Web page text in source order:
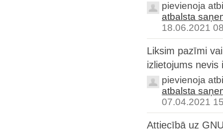
pievienoja
atbalsta
18.06.2021
Liksim pazīmi
izlietojums nevis
pievienoja
atbalsta
07.04.2021
Attiecībā uz